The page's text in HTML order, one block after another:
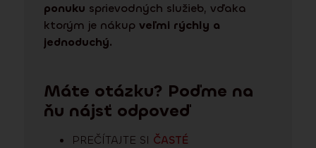
ponuku sprievodných služieb, vďaka
ktorým je nákup veľmi rýchly a
jednoduchý.
Máte otázku? Poďme na
ňu nájsť odpoveď
PREČÍTAJTE SI ČASTÉ